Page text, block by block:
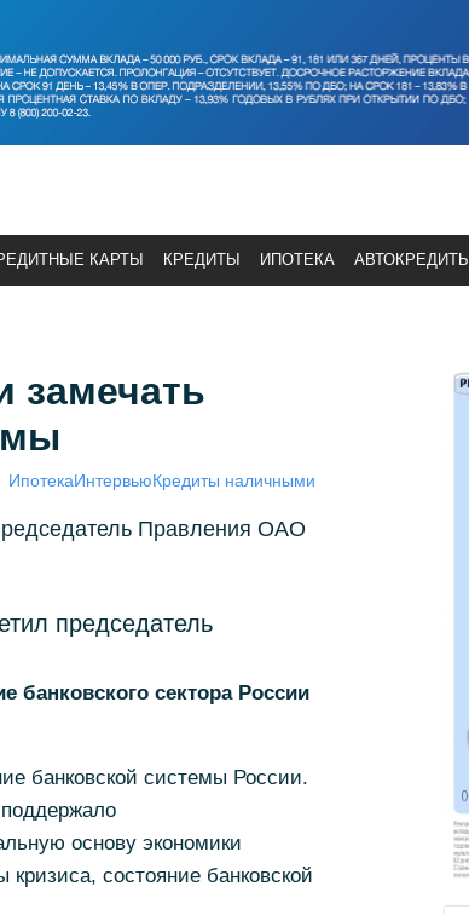
КАРТЫ КРЕДИТЫ ИПОТЕКА АВТОКРЕДИТЫ
замечать
ИпотекаИнтервьюКредиты наличными
Правления ОАО
председатель
банковского сектора России
банковской системы России.
основу экономики
состояние банковской